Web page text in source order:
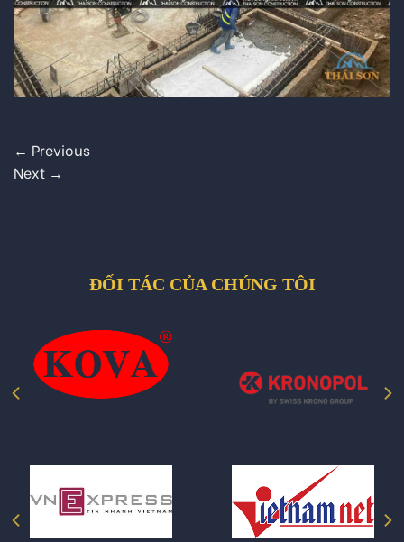
← Previous
Next →
ĐỐI TÁC CỦA CHÚNG TÔI